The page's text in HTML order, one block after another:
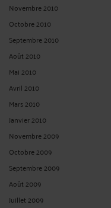
Novembre 2010
Octobre 2010
Septembre 2010
Août 2010
Mai 2010
Avril 2010
Mars 2010
Janvier 2010
Novembre 2009
Octobre 2009
Septembre 2009
Août 2009
Juillet 2009